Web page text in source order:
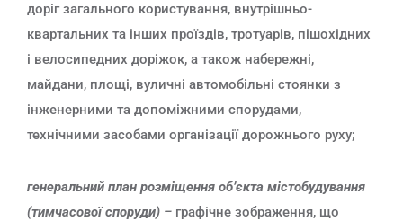
доріг загального користування, внутрішньо-
квартальних та інших проїздів, тротуарів, пішохідних
і велосипедних доріжок, а також набережні,
майдани, площі, вуличні автомобільні стоянки з
інженерними та допоміжними спорудами,
технічними засобами організації дорожнього руху;
генеральний план розміщення об’єкта містобудування
(тимчасової споруди) – графічне зображення, що